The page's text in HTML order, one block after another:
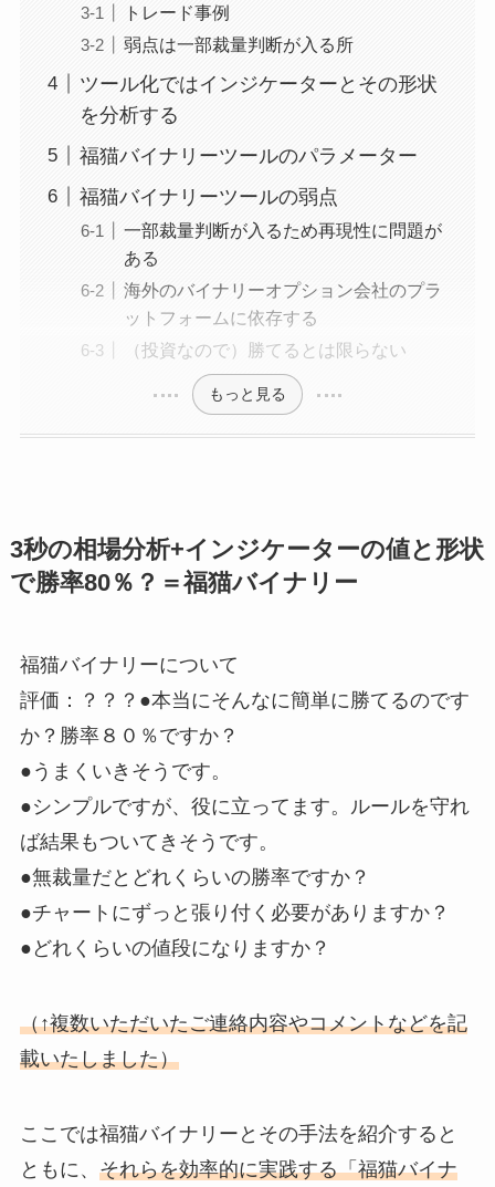
トレード事例
弱点は一部裁量判断が入る所
ツール化ではインジケーターとその形状
を分析する
福猫バイナリーツールのパラメーター
福猫バイナリーツールの弱点
一部裁量判断が入るため再現性に問題が
ある
海外のバイナリーオプション会社のプラ
ットフォームに依存する
（投資なので）勝てるとは限らない
もっと見る
3秒の相場分析+インジケーターの値と形状
で勝率80％？＝福猫バイナリー
福猫バイナリーについて
評価：？？？ ●本当にそんなに簡単に勝てるのです
か？勝率８０％ですか？
●うまくいきそうです。
●シンプルですが、役に立ってます。ルールを守れ
ば結果もついてきそうです。
●無裁量だとどれくらいの勝率ですか？
●チャートにずっと張り付く必要がありますか？
●どれくらいの値段になりますか？
（↑複数いただいたご連絡内容やコメントなどを記
載いたしました）
ここでは福猫バイナリーとその手法を紹介すると
ともに、 それらを効率的に実践する「福猫バイナ